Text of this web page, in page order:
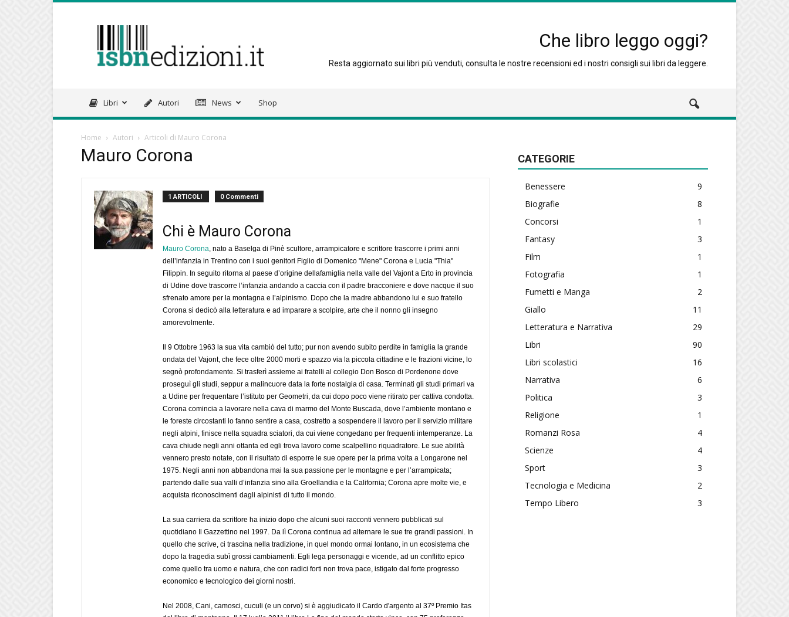
isbnedizioni.it
Che libro leggo oggi?
Resta aggiornato sui libri più venduti, consulta le nostre recensioni ed i nostri consigli sui libri da leggere.
Libri Autori News Shop
Home Autori Articoli di Mauro Corona
Mauro Corona
1 ARTICOLI 0 Commenti
Chi è Mauro Corona
Mauro Corona, nato a Baselga di Pinè scultore, arrampicatore e scrittore trascorre i primi anni
dell’infanzia in Trentino con i suoi genitori Figlio di Domenico "Mene" Corona e Lucia "Thia"
Filippin. In seguito ritorna al paese d’origine dellafamiglia nella valle del Vajont a Erto in provincia
di Udine dove trascorre l’infanzia andando a caccia con il padre bracconiere e dove nacque il suo
sfrenato amore per la montagna e l’alpinismo. Dopo che la madre abbandono lui e suo fratello
Corona si dedicò alla letteratura e ad imparare a scolpire, arte che il nonno gli insegno
amorevolmente.
Il 9 Ottobre 1963 la sua vita cambiò del tutto; pur non avendo subito perdite in famiglia la grande
ondata del Vajont, che fece oltre 2000 morti e spazzo via la piccola cittadine e le frazioni vicine, lo
segnò profondamente. Si trasferì assieme ai fratelli al collegio Don Bosco di Pordenone dove
proseguì gli studi, seppur a malincuore data la forte nostalgia di casa. Terminati gli studi primari va
a Udine per frequentare l’istituto per Geometri, da cui dopo poco viene ritirato per cattiva condotta.
Corona comincia a lavorare nella cava di marmo del Monte Buscada, dove l’ambiente montano e
le foreste circostanti lo fanno sentire a casa, costretto a sospendere il lavoro per il servizio militare
negli alpini, finisce nella squadra sciatori, da cui viene congedano per frequenti intemperanze. La
cava chiude negli anni ottanta ed egli trova lavoro come scalpellino riquadratore. Le sue abilità
vennero presto notate, con il risultato di esporre le sue opere per la prima volta a Longarone nel
1975. Negli anni non abbandona mai la sua passione per le montagne e per l’arrampicata;
partendo dalle sua valli d’infanzia sino alla Groellandia e la California; Corona apre molte vie, e
acquista riconoscimenti dagli alpinisti di tutto il mondo.
La sua carriera da scrittore ha inizio dopo che alcuni suoi racconti vennero pubblicati sul
quotidiano Il Gazzettino nel 1997. Da lì Corona continua ad alternare le sue tre grandi passioni. In
quello che scrive, ci trascina nella tradizione, in quel mondo ormai lontano, in un ecosistema che
dopo la tragedia subì grossi cambiamenti. Egli lega personaggi e vicende, ad un conflitto epico
come quello tra uomo e natura, che con radici forti non trova pace, istigato dal forte progresso
economico e tecnologico dei giorni nostri.
Nel 2008, Cani, camosci, cuculi (e un corvo) si è aggiudicato il Cardo d'argento al 37º Premio Itas
CATEGORIE
Benessere
9
Biografie
8
Concorsi
1
Fantasy
3
Film
1
Fotografia
1
Fumetti e Manga
2
Giallo
11
Letteratura e Narrativa
29
Libri
90
Libri scolastici
16
Narrativa
6
Politica
3
Religione
1
Romanzi Rosa
4
Scienze
4
Sport
3
Tecnologia e Medicina
2
Tempo Libero
3